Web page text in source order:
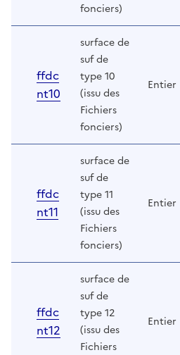
fonciers)
ffdc
nt10
surface de
suf de
type 10
(issu des
Fichiers
fonciers)
Entier
ffdc
nt11
surface de
suf de
type 11
(issu des
Fichiers
fonciers)
Entier
ffdc
nt12
surface de
suf de
type 12
(issu des
Fichiers
Entier